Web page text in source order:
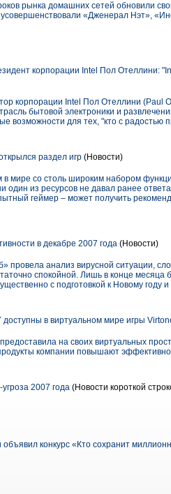
рынка домашних сетей обновили
усовершенствовали «Дженерал Нэт»,
корпорации Intel Пол Отеллини:
корпорации Intel Пол Отеллини (Paul
бытовой электроники и
возможности для тех, "кто с радостью
раздел игр (Новости)
мире со столь широким набором
один из ресурсов не давал ранее
геймер – может получить
в декабре 2007 года (Новости)
провела анализ вирусной ситуации,
спокойной. Лишь в конце
с подготовкой к Новому году и
в виртуальном мире игры
на своих виртуальных
компании повышают
2007 года (Новости короткой
конкурс «Кто сохранит